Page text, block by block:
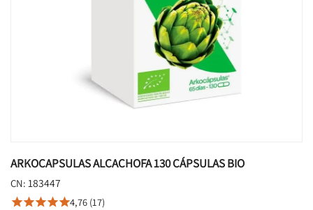
ARKOCAPSULAS ALCACHOFA 130 CÁPSULAS BIO
CN: 183447
4,76 (17)